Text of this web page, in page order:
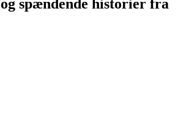
spændende historier fra